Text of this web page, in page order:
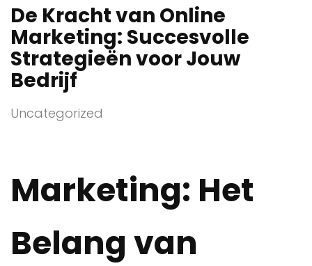
De Kracht van Online
Marketing: Succesvolle
Strategieën voor Jouw
Bedrijf
Uncategorized
Marketing: Het
Belang van